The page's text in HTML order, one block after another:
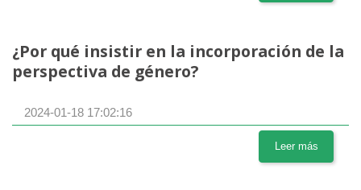
¿Por qué insistir en la incorporación de la
perspectiva de género?
2024-01-18 17:02:16
Leer más